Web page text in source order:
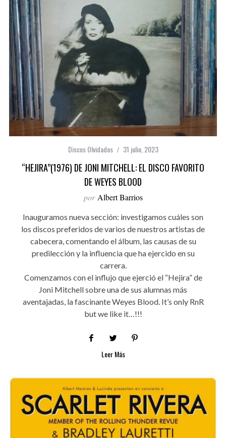
Discos Olvidados 31 julio, 2023
“HEJIRA”(1976) DE JONI MITCHELL: EL DISCO FAVORITO
DE WEYES BLOOD
por Albert Barrios
Inauguramos nueva sección: investigamos cuáles son
los discos preferidos de varios de nuestros artistas de
cabecera, comentando el álbum, las causas de su
predilección y la influencia que ha ejercido en su
carrera.
Comenzamos con el influjo que ejerció el “Hejira” de
Joni Mitchell sobre una de sus alumnas más
aventajadas, la fascinante Weyes Blood. It’s only RnR
but we like it…!!!
Leer Más